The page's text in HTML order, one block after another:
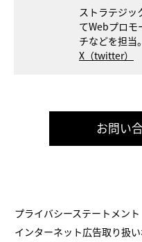
ストラテジッ
てWebプロモ
チなどを担当。
X（twitter）
お問い
プライバシーステートメント
インターネット広告取り扱